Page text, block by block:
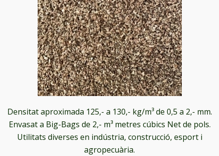
Densitat aproximada 125,- a 130,- kg/m³ de 0,5 a 2,- mm.
Envasat a Big-Bags de 2,- m³ metres cúbics Net de pols.
Utilitats diverses en indústria, construcció, esport i
agropecuària.